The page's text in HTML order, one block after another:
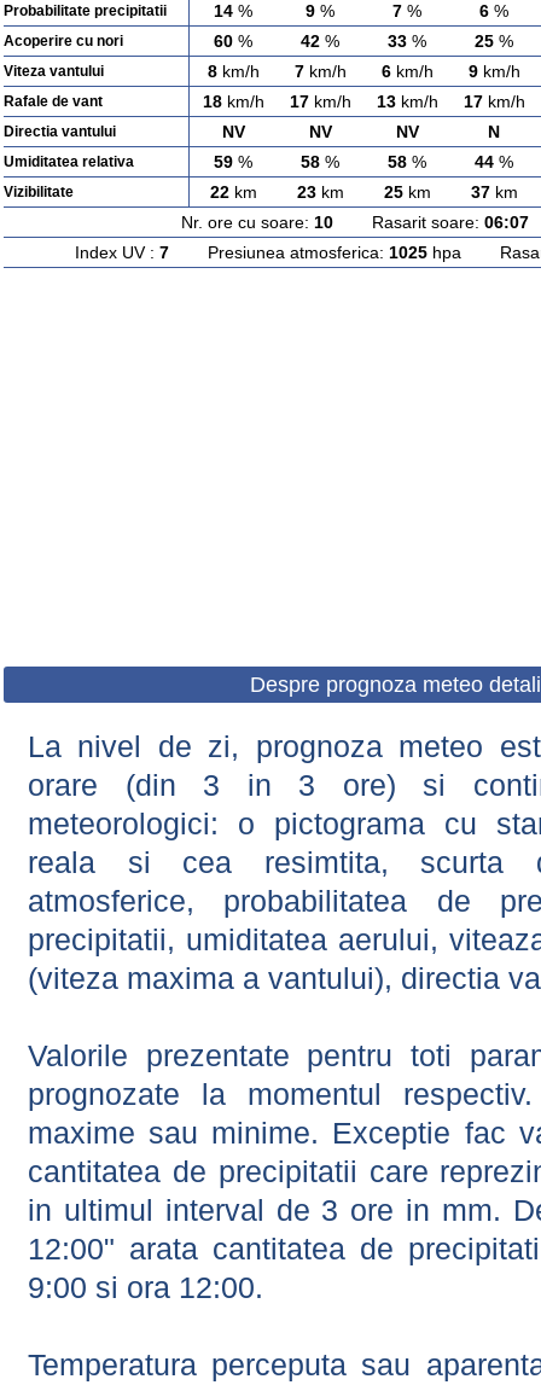
Probabilitate precipitatii 14 % 9 % 7 % 6 %
Acoperire cu nori 60 % 42 % 33 % 25 %
Viteza vantului 8km/h 7km/h 6km/h 9km/h
Rafale de vant 18km/h 17km/h 13km/h 17km/h
Directia vantului NV NV NV N
Umiditatea relativa 59 % 58 % 58 % 44 %
Vizibilitate 22km 23km 25km 37km
Nr. ore cu soare: 10Rasarit soare: 06:07
Index UV : 7Presiunea atmosferica: 1025hpa
Despre prognoza meteo
La nivel de zi, prognoza meteo
orare (din 3 in 3 ore) si
meteorologici: o pictograma cu
reala si cea resimtita, scurta
atmosferice, probabilitatea de
precipitatii, umiditatea aerului,
(viteza maxima a vantului), directia
Valorile prezentate pentru toti
prognozate la momentul
maxime sau minime. Exceptie fac
cantitatea de precipitatii care
in ultimul interval de 3 ore in mm.
12:00" arata cantitatea de
9:00 si ora 12:00.
Temperatura perceputa sau